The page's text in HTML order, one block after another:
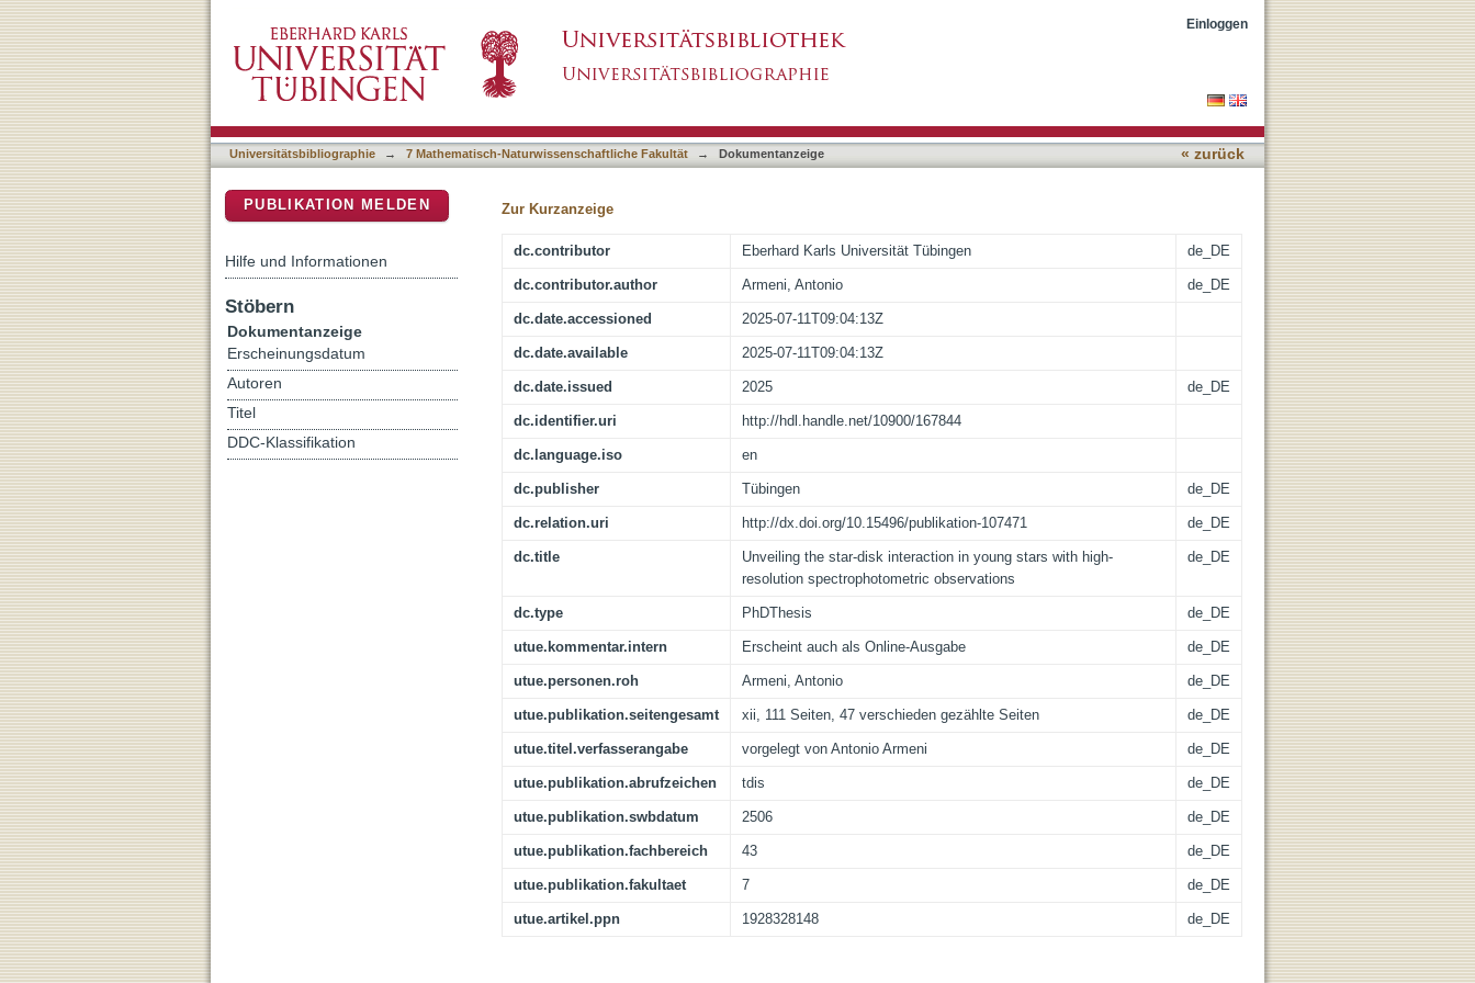
observations
Einloggen
Universitätsbibliographie → 7 Mathematisch-Naturwissenschaftliche Fakultät → Dokumentanzeige « zurück
Zur Kurzanzeige
dc.contributor Eberhard Karls Universität Tübingen de_DE
dc.contributor.author Armeni, Antonio de_DE
dc.date.accessioned 2025-07-11T09:04:13Z
dc.date.available 2025-07-11T09:04:13Z
dc.date.issued 2025 de_DE
dc.identifier.uri http://hdl.handle.net/10900/167844
dc.language.iso en
dc.publisher Tübingen de_DE
dc.relation.uri http://dx.doi.org/10.15496/publikation-107471 de_DE
dc.title
Unveiling the star-disk interaction in young stars with high-
resolution spectrophotometric observations
de_DE
dc.type PhDThesis de_DE
utue.kommentar.intern Erscheint auch als Online-Ausgabe de_DE
utue.personen.roh Armeni, Antonio de_DE
utue.publikation.seitengesamt xii, 111 Seiten, 47 verschieden gezählte Seiten de_DE
utue.titel.verfasserangabe vorgelegt von Antonio Armeni de_DE
utue.publikation.abrufzeichen tdis de_DE
utue.publikation.swbdatum 2506 de_DE
utue.publikation.fachbereich 43 de_DE
utue.publikation.fakultaet 7 de_DE
utue.artikel.ppn 1928328148 de_DE
PUBLIKATION MELDEN
Hilfe und Informationen
Stöbern
Dokumentanzeige
Erscheinungsdatum
Autoren
Titel
DDC-Klassifikation